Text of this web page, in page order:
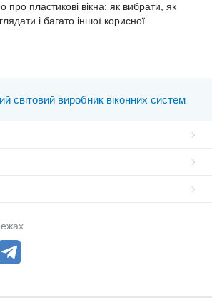
про пластиковi вікна: як вибрати, як
і багато іншої корисної
світовий виробник віконних систем